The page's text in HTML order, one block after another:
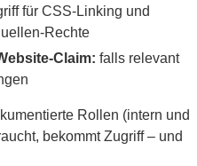
für CSS-Linking und
Rechte
Claim: falls relevant
Rollen (intern und
bekommt Zugriff – und